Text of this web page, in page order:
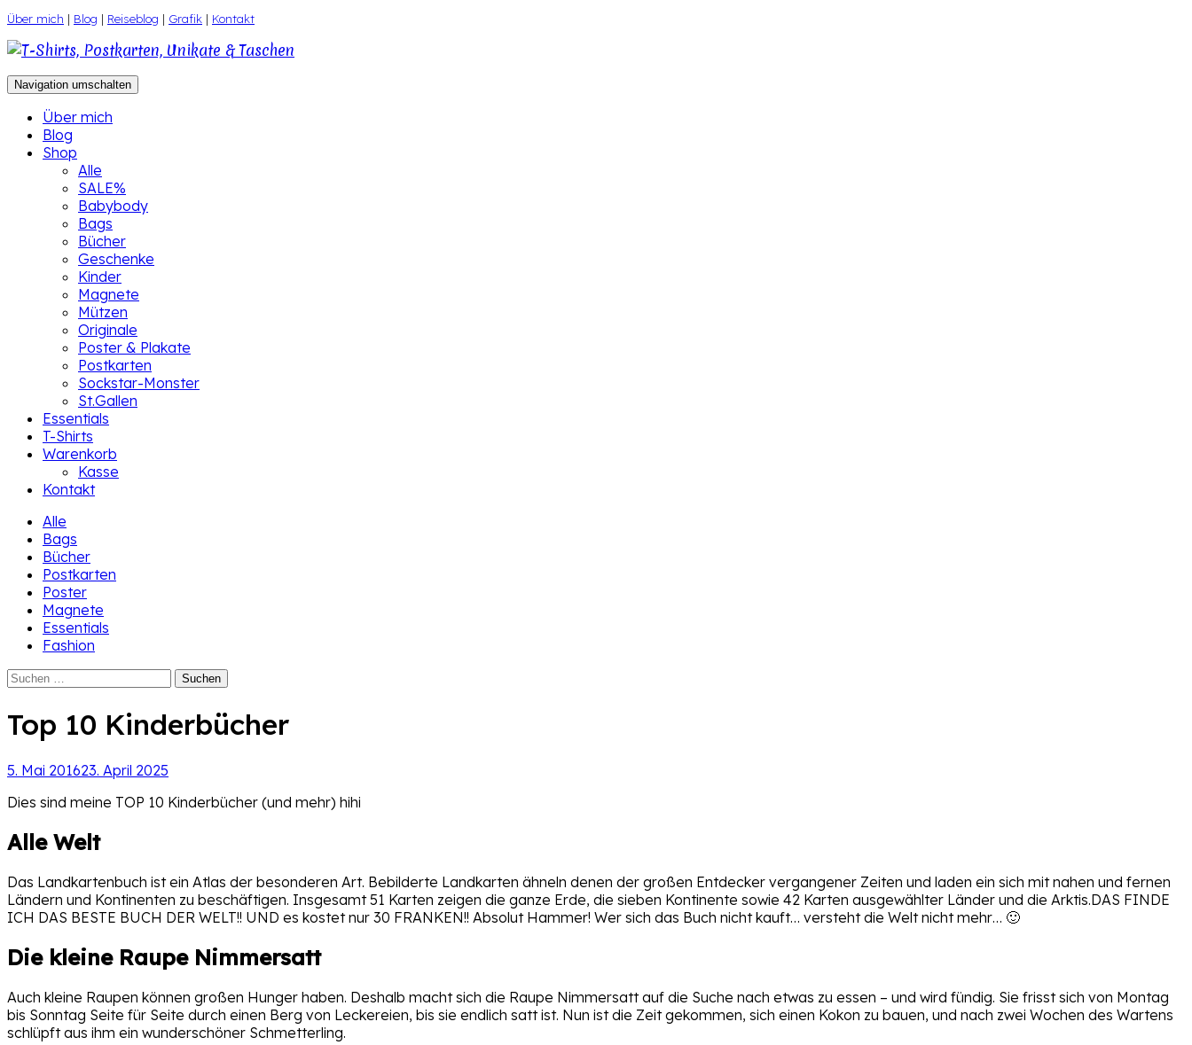
Zum
Inhalt
springen
Über mich | Blog | Reiseblog | Grafik | Kontakt
Navigation umschalten
Über mich
Blog
Shop
Alle
SALE%
Babybody
Bags
Bücher
Geschenke
Kinder
Magnete
Mützen
Originale
Poster & Plakate
Postkarten
Sockstar-Monster
St.Gallen
Essentials
T-Shirts
Warenkorb
Kasse
Kontakt
Alle
Bags
Bücher
Postkarten
Poster
Magnete
Essentials
Fashion
Suchen
Top 10 Kinderbücher
5. Mai 201623. April 2025
Dies sind meine TOP 10 Kinderbücher (und mehr) hihi
Alle Welt
Das Landkartenbuch ist ein Atlas der besonderen Art. Bebilderte Landkarten ähneln denen der großen Entdecker vergangener Zeiten und laden ein sich mit nahen und fernen
Ländern und Kontinenten zu beschäftigen. Insgesamt 51 Karten zeigen die ganze Erde, die sieben Kontinente sowie 42 Karten ausgewählter Länder und die Arktis.DAS FINDE
ICH DAS BESTE BUCH DER WELT!! UND es kostet nur 30 FRANKEN!! Absolut Hammer! Wer sich das Buch nicht kauft… versteht die Welt nicht mehr… 🙂
Die kleine Raupe Nimmersatt
Auch kleine Raupen können großen Hunger haben. Deshalb macht sich die Raupe Nimmersatt auf die Suche nach etwas zu essen – und wird fündig. Sie frisst sich von Montag
bis Sonntag Seite für Seite durch einen Berg von Leckereien, bis sie endlich satt ist. Nun ist die Zeit gekommen, sich einen Kokon zu bauen, und nach zwei Wochen des Wartens
schlüpft aus ihm ein wunderschöner Schmetterling.